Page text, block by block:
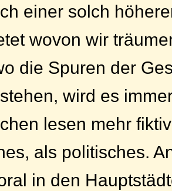
einer solch
wovon wir
die Spuren der
wird es
lesen mehr
als politisches.
in den